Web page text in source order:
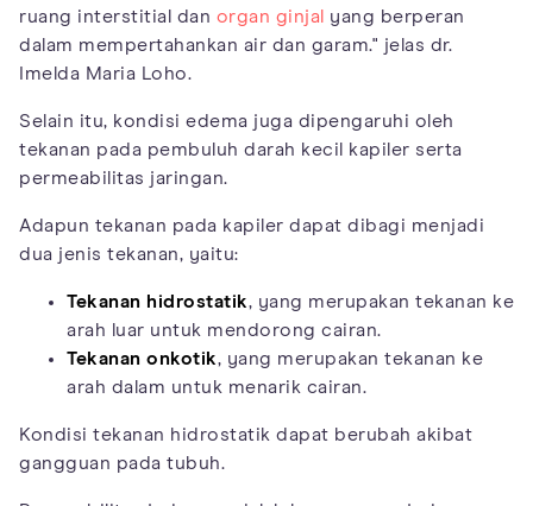
ruang interstitial dan organ ginjal
yang berperan
dalam mempertahankan air dan garam." jelas dr.
Imelda Maria Loho.
Selain itu, kondisi edema juga dipengaruhi oleh
tekanan pada pembuluh darah kecil kapiler serta
permeabilitas jaringan.
Adapun tekanan pada kapiler dapat dibagi menjadi
dua jenis tekanan, yaitu:
Tekanan hidrostatik, yang merupakan tekanan ke
arah luar untuk mendorong cairan.
Tekanan onkotik, yang merupakan tekanan ke
arah dalam untuk menarik cairan.
Kondisi tekanan hidrostatik dapat berubah akibat
gangguan pada tubuh.